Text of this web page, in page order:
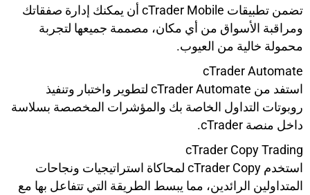
تضمن تطبيقات cTrader Mobile أن يمكنك إدارة صفقاتك
ومراقبة الأسواق من أي مكان، مصممة جميعها لتجربة
محمولة خالية من العيوب.
cTrader Automate
استفد من cTrader Automate لتطوير واختبار وتنفيذ
روبوتات التداول الخاصة بك والمؤشرات المخصصة بسلاسة
داخل منصة cTrader.
cTrader Copy Trading
استخدم cTrader Copy لمحاكاة استراتيجيات ونجاحات
المتداولين الرائدين، مما يبسط الطريقة التي تتفاعل بها مع